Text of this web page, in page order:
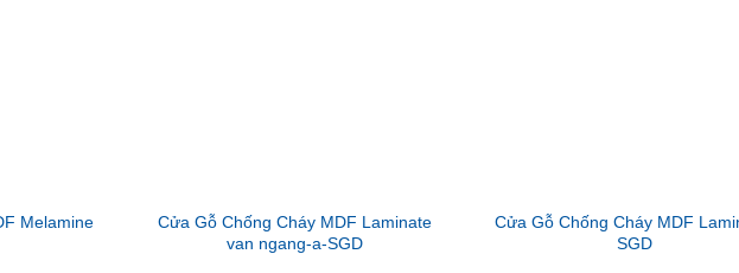
Melamine
Cửa Gỗ Chống Cháy MDF Laminate
van ngang-a-SGD
Cửa Gỗ Chống Cháy MDF
SGD